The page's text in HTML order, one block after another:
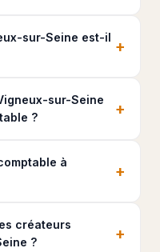
sur-Seine est-il +
sur-Seine
?
+
à
+
créateurs
?
+